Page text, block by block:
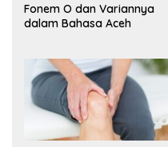
Fonem O dan Variannya
dalam Bahasa Aceh